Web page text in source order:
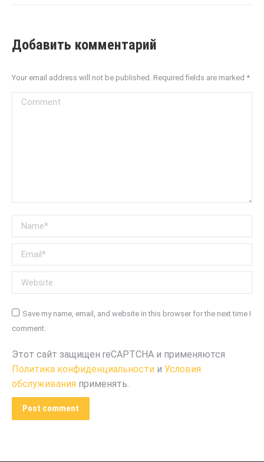
Добавить комментарий
Your email address will not be published. Required fields are marked *
Comment
Name *
Email *
Website
Save my name, email, and website in this browser for the next time I
comment.
Этот сайт защищен reCAPTCHA и применяются
Политика конфиденциальности и Условия
обслуживания применять.
Post comment